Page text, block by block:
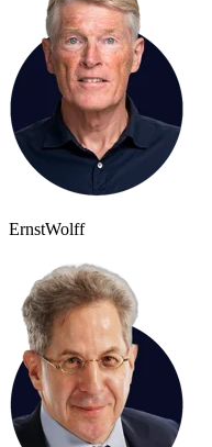
ErnstWolff